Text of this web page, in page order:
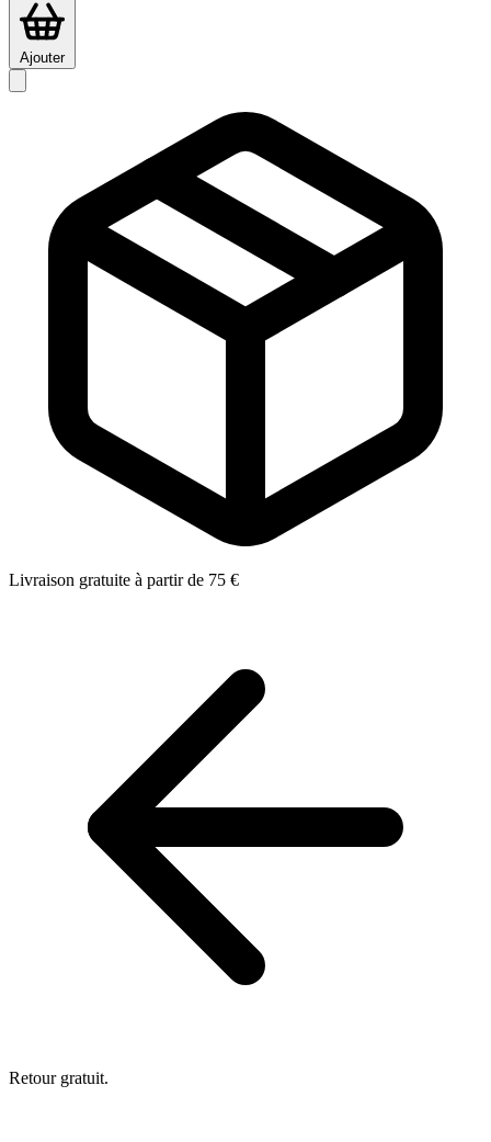
Ajouter
Livraison gratuite à partir de 75 €
Retour gratuit.